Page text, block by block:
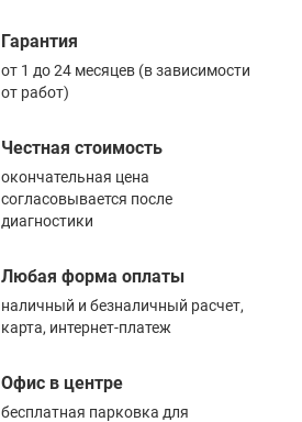
Гарантия
от 1 до 24 месяцев (в зависимости
от работ)
Честная стоимость
окончательная цена
согласовывается после
диагностики
Любая форма оплаты
наличный и безналичный расчет,
карта, интернет-платеж
Офис в центре
бесплатная парковка для